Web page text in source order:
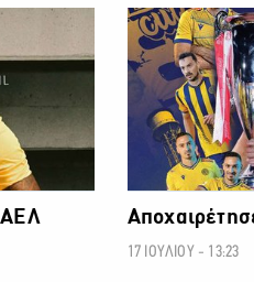
CYTA
ΑΕΛ
17 ΙΟΥΛΙΟΥ - 13:23